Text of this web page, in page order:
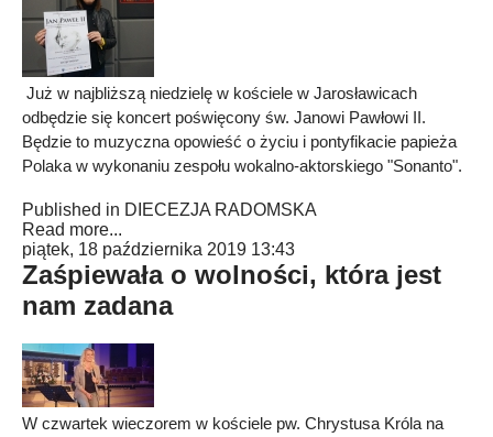
Już w najbliższą niedzielę w kościele w Jarosławicach
odbędzie się koncert poświęcony św. Janowi Pawłowi II.
Będzie to muzyczna opowieść o życiu i pontyfikacie papieża
Polaka w wykonaniu zespołu wokalno-aktorskiego "Sonanto".
Published in DIECEZJA RADOMSKA
Read more...
piątek, 18 października 2019 13:43
Zaśpiewała o wolności, która jest
nam zadana
W czwartek wieczorem w kościele pw. Chrystusa Króla na